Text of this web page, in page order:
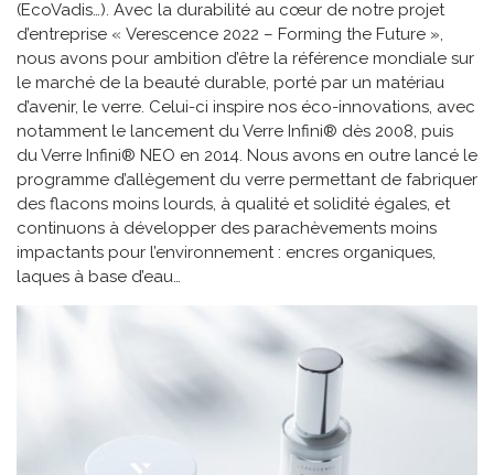
(EcoVadis…). Avec la durabilité au cœur de notre projet
d’entreprise « Verescence 2022 – Forming the Future »,
nous avons pour ambition d’être la référence mondiale sur
le marché de la beauté durable, porté par un matériau
d’avenir, le verre. Celui-ci inspire nos éco-innovations, avec
notamment le lancement du Verre Infini® dès 2008, puis
du Verre Infini® NEO en 2014. Nous avons en outre lancé le
programme d’allègement du verre permettant de fabriquer
des flacons moins lourds, à qualité et solidité égales, et
continuons à développer des parachèvements moins
impactants pour l’environnement : encres organiques,
laques à base d’eau…